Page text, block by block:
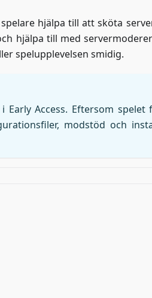
hjälpa till att sköta
hjälpa till med
spelupplevelsen smidig.
Access. Eftersom
modstöd och